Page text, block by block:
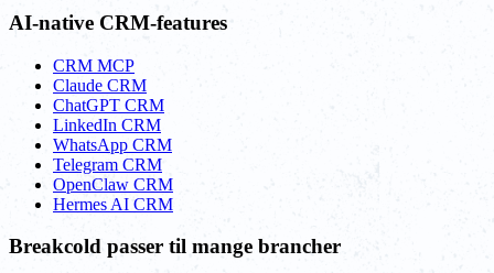
AI-native CRM-features
CRM MCP
Claude CRM
ChatGPT CRM
LinkedIn CRM
WhatsApp CRM
Telegram CRM
OpenClaw CRM
Hermes AI CRM
Breakcold passer til mange brancher